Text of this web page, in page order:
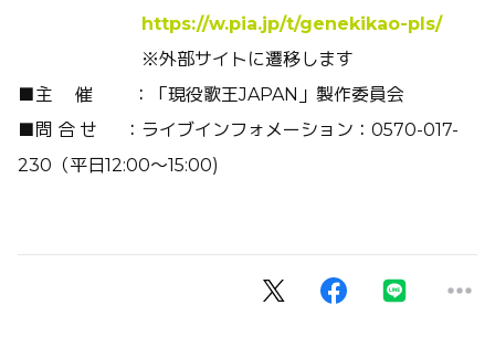
https://w.pia.jp/t/genekikao-pls/
※外部サイトに遷移します
■主 催 ：「現役歌王JAPAN」製作委員会
■問 合 せ ：ライブインフォメーション：0570-017-
230（平日12:00～15:00)